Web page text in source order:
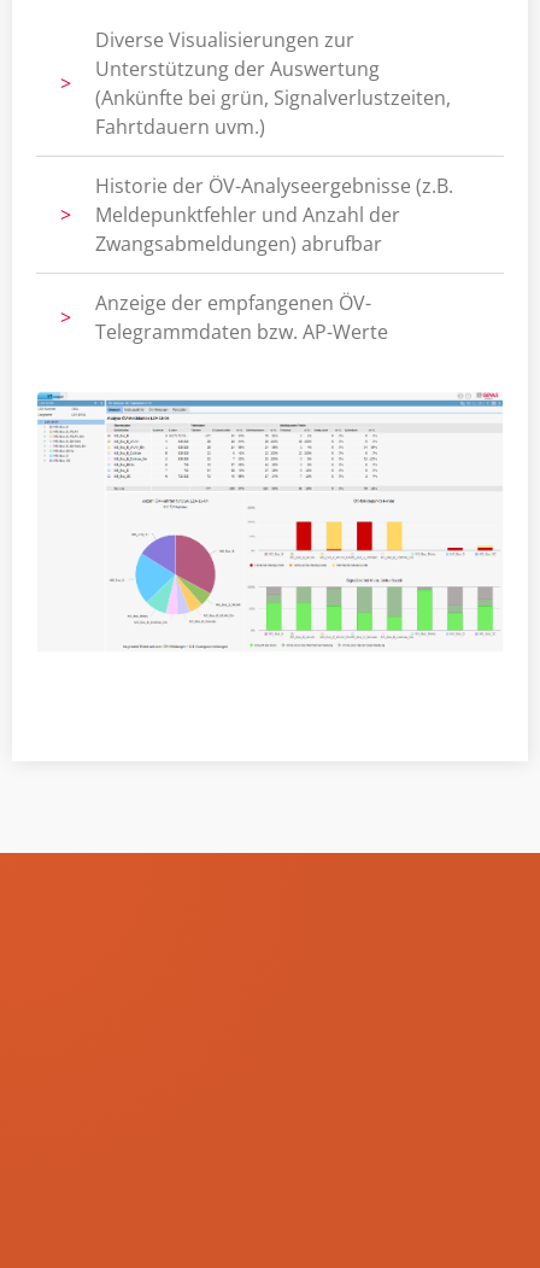
>
Diverse Visualisierungen zur
Unterstützung der Auswertung
(Ankünfte bei grün, Signalverlustzeiten,
Fahrtdauern uvm.)
>
Historie der ÖV-Analyseergebnisse (z.B.
Meldepunktfehler und Anzahl der
Zwangsabmeldungen) abrufbar
>
Anzeige der empfangenen ÖV-
Telegrammdaten bzw. AP-Werte